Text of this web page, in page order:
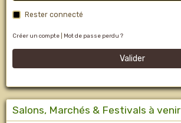
Rester connecté
Créer un compte Mot de passe perdu ?
Valider
Salons, Marchés & Festivals à venir